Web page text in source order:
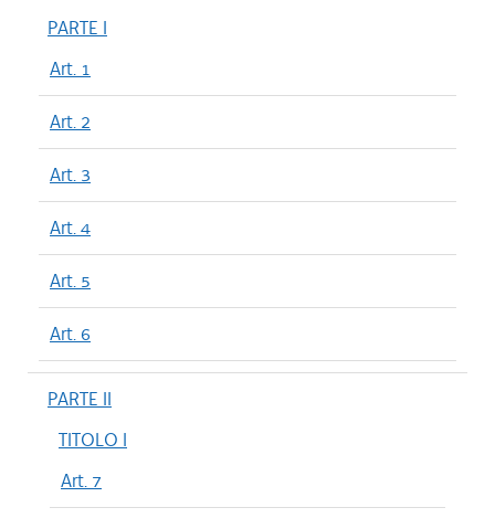
PARTE I
Art. 1
Art. 2
Art. 3
Art. 4
Art. 5
Art. 6
PARTE II
TITOLO I
Art. 7